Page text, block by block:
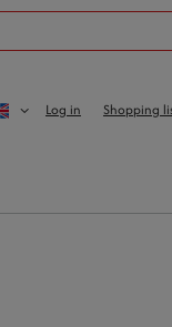
Log in Shopping